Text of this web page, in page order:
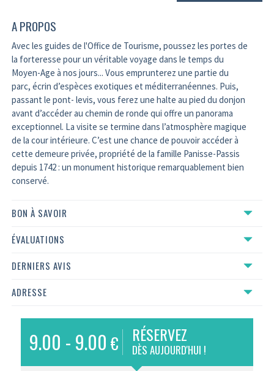
A PROPOS
Avec les guides de l'Office de Tourisme, poussez les portes de
la forteresse pour un véritable voyage dans le temps du
Moyen-Age à nos jours... Vous emprunterez une partie du
parc, écrin d’espèces exotiques et méditerranéennes. Puis,
passant le pont- levis, vous ferez une halte au pied du donjon
avant d’accéder au chemin de ronde qui offre un panorama
exceptionnel. La visite se termine dans l’atmosphère magique
de la cour intérieure. C’est une chance de pouvoir accéder à
cette demeure privée, propriété de la famille Panisse-Passis
depuis 1742 : un monument historique remarquablement bien
conservé.
BON À SAVOIR
ÉVALUATIONS
DERNIERS AVIS
ADRESSE
9.00 - 9.00 € RÉSERVEZ
DÈS AUJOURD'HUI !